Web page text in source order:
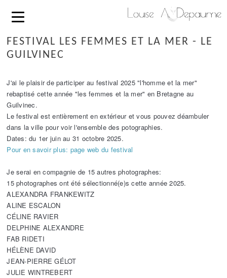
FESTIVAL LES FEMMES ET LA MER - LE
GUILVINEC
J'ai le plaisir de participer au festival 2025 "l'homme et la mer"
rebaptisé cette année "les femmes et la mer" en Bretagne au
Guilvinec.
Le festival est entièrement en extérieur et vous pouvez déambuler
dans la ville pour voir l'ensemble des potographies.
Dates: du 1er juin au 31 octobre 2025.
Pour en savoir plus: page web du festival
Je serai en compagnie de 15 autres photographes:
15 photographes ont été sélectionné(e)s cette année 2025.
ALEXANDRA FRANKEWITZ
ALINE ESCALON
CÉLINE RAVIER
DELPHINE ALEXANDRE
FAB RIDETI
HÉLÈNE DAVID
JEAN-PIERRE GÉLOT
JULIE WINTREBERT